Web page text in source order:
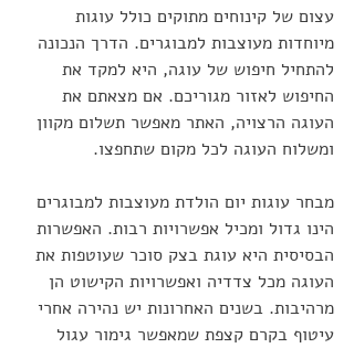
עצום של קינוחים מתוקים כולל עוגות
מיוחדות מעוצבות למבוגרים. הדרך הנכונה
להתחיל חיפוש של עוגה, היא למקד את
החיפוש לאזור מגוריכם. אם מצאתם את
העוגה הרצויה, האתר מאפשר תשלום מקוון
ומשלוח העוגה לכל מקום שתחפצו.
מבחר עוגות יום הולדת מעוצבות למבוגרים
הינו גדול ומכיל אפשרויות רבות. האפשרות
הבסיסית היא עוגת בצק סוכר שעוטפות את
העוגה מכל צדדיה ואפשרויות הקישוט הן
מרהיבות. בשנים האחרונות יש נהירה אחרי
עיטוף בקרם קצפת שמאפשר גימור עגול